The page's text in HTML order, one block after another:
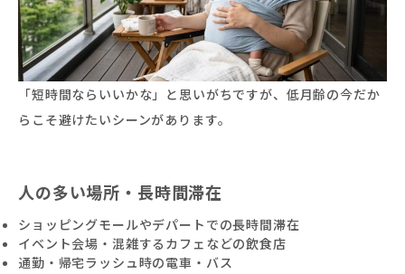
「短時間ならいいかな」と思いがちですが、低月齢の今だか
らこそ避けたいシーンがあります。
人の多い場所・長時間滞在
ショッピングモールやデパートでの長時間滞在
イベント会場・混雑するカフェなどの飲食店
通勤・帰宅ラッシュ時の電車・バス